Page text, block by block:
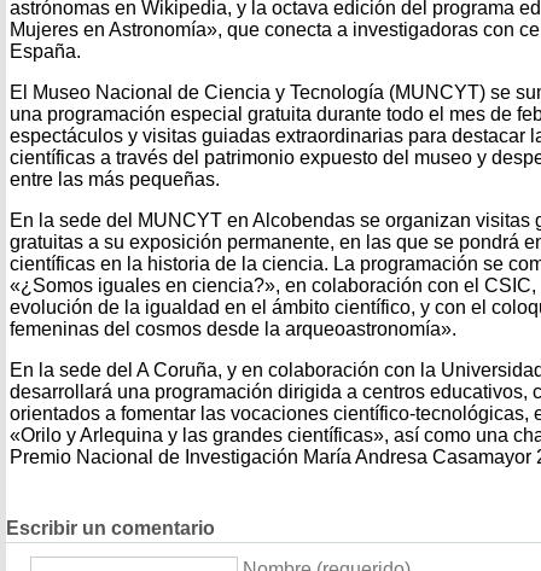
astrónomas en Wikipedia, y la octava edición del programa
Mujeres en Astronomía», que conecta a investigadoras con
España.
El Museo Nacional de Ciencia y Tecnología (MUNCYT) se
una programación especial gratuita durante todo el mes de
espectáculos y visitas guiadas extraordinarias para destacar
científicas a través del patrimonio expuesto del museo y
entre las más pequeñas.
En la sede del MUNCYT en Alcobendas se organizan visitas
gratuitas a su exposición permanente, en las que se pondrá
científicas en la historia de la ciencia. La programación se
«¿Somos iguales en ciencia?», en colaboración con el
evolución de la igualdad en el ámbito científico, y con el
femeninas del cosmos desde la arqueoastronomía».
En la sede del A Coruña, y en colaboración con la
desarrollará una programación dirigida a centros educativos,
orientados a fomentar las vocaciones científico-tecnológicas,
«Orilo y Arlequina y las grandes científicas», así como una
Premio Nacional de Investigación María Andresa Casamayor
Escribir un comentario